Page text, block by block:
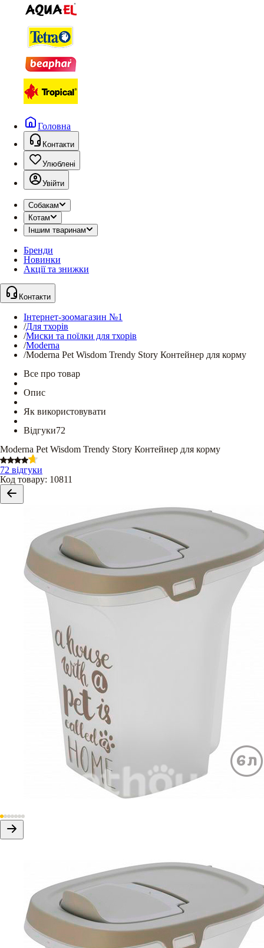
Головна
Контакти
Улюблені
Увійти
Собакам
Котам
Іншим тваринам
Бренди
Новинки
Акції та знижки
Контакти
Інтернет-зоомагазин №1
/Для тхорів
/Миски та поїлки для тхорів
/Moderna
/Moderna Pet Wisdom Trendy Story Контейнер для корму
Все про товар
Опис
Як використовувати
Відгуки72
Moderna Pet Wisdom Trendy Story Контейнер для корму
72 відгуки
Код товару: 10811